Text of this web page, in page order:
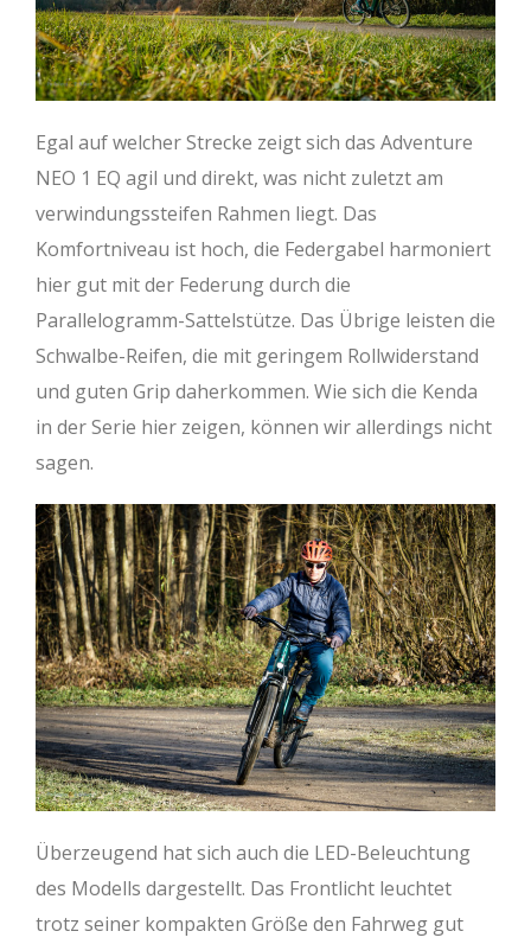
Egal auf welcher Strecke zeigt sich das Adventure
NEO 1 EQ agil und direkt, was nicht zuletzt am
verwindungssteifen Rahmen liegt. Das
Komfortniveau ist hoch, die Federgabel harmoniert
hier gut mit der Federung durch die
Parallelogramm-Sattelstütze. Das Übrige leisten die
Schwalbe-Reifen, die mit geringem Rollwiderstand
und guten Grip daherkommen. Wie sich die Kenda
in der Serie hier zeigen, können wir allerdings nicht
sagen.
Überzeugend hat sich auch die LED-Beleuchtung
des Modells dargestellt. Das Frontlicht leuchtet
trotz seiner kompakten Größe den Fahrweg gut